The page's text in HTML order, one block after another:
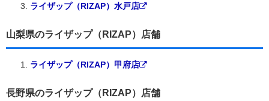
ライザップ（RIZAP）水戸店
山梨県のライザップ（RIZAP）店舗
ライザップ（RIZAP）甲府店
長野県のライザップ（RIZAP）店舗